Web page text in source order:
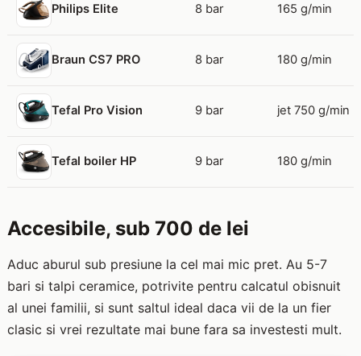
Philips Elite 8 bar 165 g/min
Braun CS7 PRO 8 bar 180 g/min
Tefal Pro Vision 9 bar jet 750 g/min
Tefal boiler HP 9 bar 180 g/min
Accesibile, sub 700 de lei
Aduc aburul sub presiune la cel mai mic pret. Au 5-7
bari si talpi ceramice, potrivite pentru calcatul obisnuit
al unei familii, si sunt saltul ideal daca vii de la un fier
clasic si vrei rezultate mai bune fara sa investesti mult.